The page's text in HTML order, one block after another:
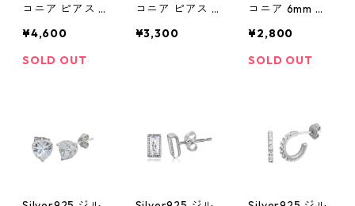
コニア ピアス 1
¥4,600
SOLD OUT
コニア ピアス 1
¥3,300
コニア 6mm ピ
¥2,800
SOLD OUT